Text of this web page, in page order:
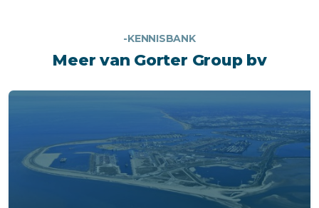
-KENNISBANK
Meer van Gorter Group bv